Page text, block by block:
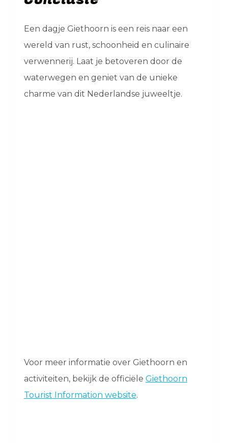
Een dagje Giethoorn is een reis naar een
wereld van rust, schoonheid en culinaire
verwennerij. Laat je betoveren door de
waterwegen en geniet van de unieke
charme van dit Nederlandse juweeltje.
Voor meer informatie over Giethoorn en
activiteiten, bekijk de officiële Giethoorn
Tourist Information website.